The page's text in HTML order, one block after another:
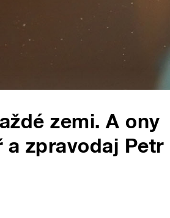
zemi. A ony
a zpravodaj Petr